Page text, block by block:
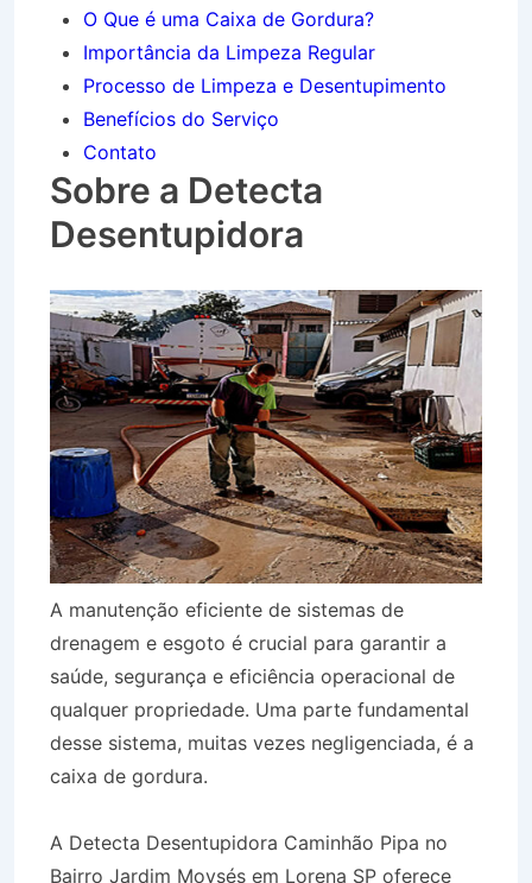
O Que é uma Caixa de Gordura?
Importância da Limpeza Regular
Processo de Limpeza e Desentupimento
Benefícios do Serviço
Contato
Sobre a Detecta
Desentupidora
A manutenção eficiente de sistemas de
drenagem e esgoto é crucial para garantir a
saúde, segurança e eficiência operacional de
qualquer propriedade. Uma parte fundamental
desse sistema, muitas vezes negligenciada, é a
caixa de gordura.
A Detecta Desentupidora Caminhão Pipa no
Bairro Jardim Moysés em Lorena SP oferece